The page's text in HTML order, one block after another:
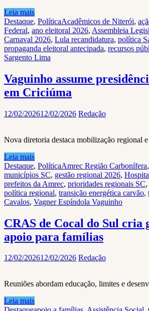
Leia mais
Destaque, PolíticaAcadêmicos de Niterói,
Federal, ano eleitoral 2026, Assembleia
Carnaval 2026, Lula recandidatura, política
propaganda eleitoral antecipada, recursos
Sargento Lima
Vaguinho assume
em Criciúma
12/02/202612/02/2026 Redação
Nova diretoria destaca mobilização regional e
Leia mais
Destaque, PolíticaAmrec Região Carbonífera,
municípios SC, gestão regional 2026,
prefeitos da Amrec, prioridades regionais SC,
política regional, transição energética carvão,
Cavalos, Vagner Espíndola Vaguinho
CRAS de Cocal do Sul cria
apoio para famílias
12/02/202612/02/2026 Redação
Reuniões abordam educação, limites e
Leia mais